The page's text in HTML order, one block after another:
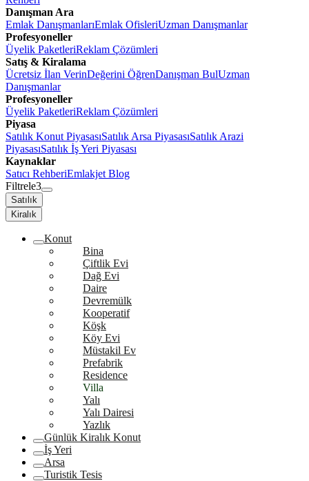
Danışman Ara
Emlak DanışmanlarıEmlak OfisleriUzman Danışmanlar
Profesyoneller
Üyelik PaketleriReklam Çözümleri
Satış & Kiralama
Ücretsiz İlan VerinDeğerini ÖğrenDanışman BulUzman
Danışmanlar
Profesyoneller
Üyelik PaketleriReklam Çözümleri
Piyasa
Satılık Konut PiyasasıSatılık Arsa PiyasasıSatılık Arazi
PiyasasıSatılık İş Yeri Piyasası
Kaynaklar
Satıcı RehberiEmlakjet Blog
Filtrele3
Satılık
Kiralık
Konut
Bina
Çiftlik Evi
Dağ Evi
Daire
Devremülk
Kooperatif
Köşk
Köy Evi
Müstakil Ev
Prefabrik
Residence
Villa
Yalı
Yalı Dairesi
Yazlık
Günlük Kiralık Konut
İş Yeri
Arsa
Turistik Tesis